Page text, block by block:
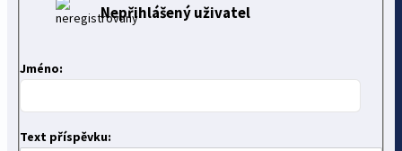
Nepřihlášený uživatel
Jméno:
Text příspěvku: